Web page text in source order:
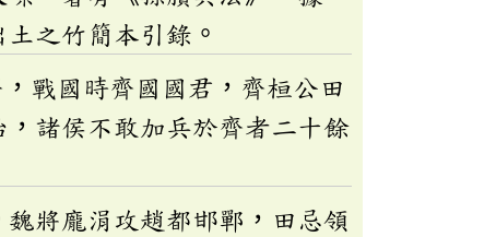
之竹簡本引錄。
戰國時齊國國君，齊桓公田
諸侯不敢加兵於齊者二十餘
將龐涓攻趙都邯鄲，田忌領